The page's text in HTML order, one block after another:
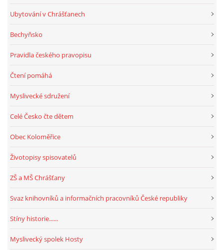
Ubytování v Chrášťanech
Bechyňsko
Pravidla českého pravopisu
Čtení pomáhá
Myslivecké sdružení
Celé Česko čte dětem
Obec Koloměřice
Životopisy spisovatelů
ZŠ a MŠ Chrášťany
Svaz knihovníků a informačních pracovníků České republiky
Stíny historie......
Myslivecký spolek Hosty